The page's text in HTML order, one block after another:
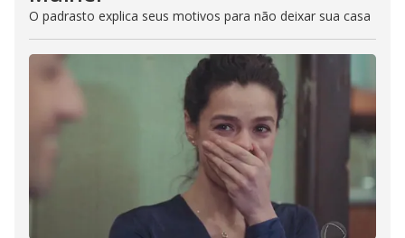
O padrasto explica seus motivos para não deixar sua casa